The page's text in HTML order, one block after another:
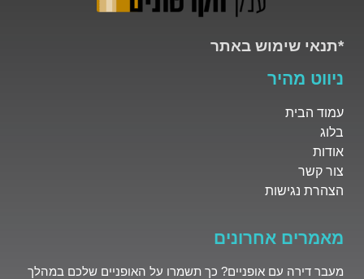
*תנאי שימוש באתר
ניווט מהיר
עמוד הבית
בלוג
אודות
צור קשר
הצהרת נגישות
מאמרים אחרונים
מעבר דירה עם אופניים? כך תשמרו על האופניים שלכם במהלך